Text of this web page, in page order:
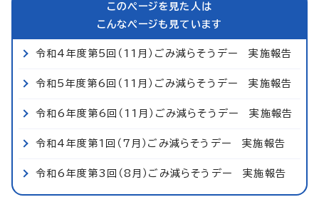
このページを見た人は
こんなページも見ています
令和4年度第5回（11月）ごみ減らそうデー 実施報告
令和5年度第6回（11月）ごみ減らそうデー 実施報告
令和6年度第6回（11月）ごみ減らそうデー 実施報告
令和4年度第1回（7月）ごみ減らそうデー 実施報告
令和6年度第3回（8月）ごみ減らそうデー 実施報告